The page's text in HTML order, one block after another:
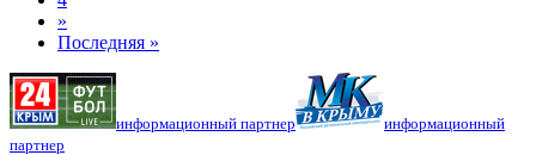
»
Последняя »
информационный партнер
информационный
партнер